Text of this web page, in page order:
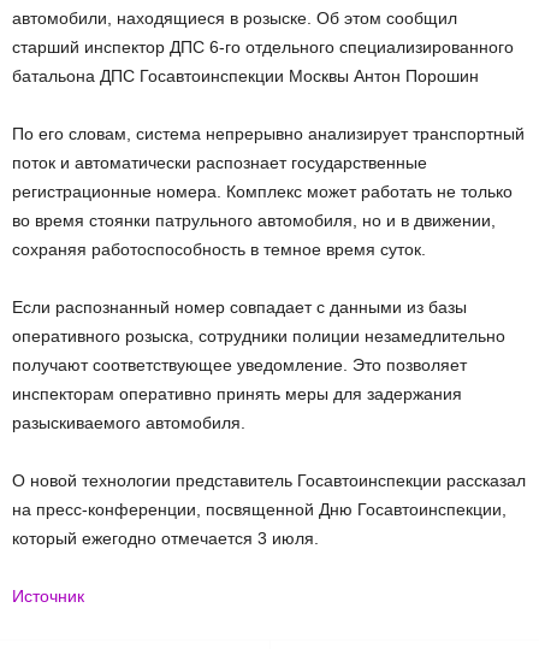
автомобили, находящиеся в розыске. Об этом сообщил
старший инспектор ДПС 6-го отдельного специализированного
батальона ДПС Госавтоинспекции Москвы Антон Порошин
По его словам, система непрерывно анализирует транспортный
поток и автоматически распознает государственные
регистрационные номера. Комплекс может работать не только
во время стоянки патрульного автомобиля, но и в движении,
сохраняя работоспособность в темное время суток.
Если распознанный номер совпадает с данными из базы
оперативного розыска, сотрудники полиции незамедлительно
получают соответствующее уведомление. Это позволяет
инспекторам оперативно принять меры для задержания
разыскиваемого автомобиля.
О новой технологии представитель Госавтоинспекции рассказал
на пресс-конференции, посвященной Дню Госавтоинспекции,
который ежегодно отмечается 3 июля.
Источник